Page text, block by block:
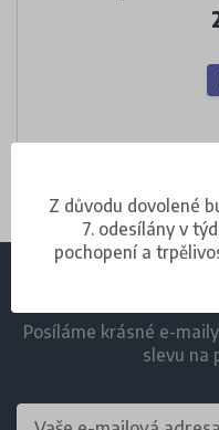
Posíláme krásné e-
slevu na
Z důvodu dovolené
7. odesílány v
pochopení a